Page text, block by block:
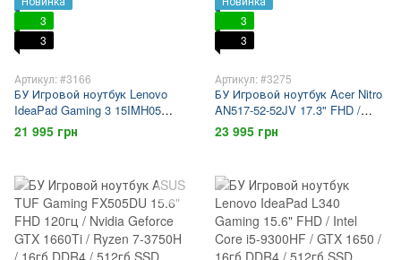
3
3
Артикул: #3166
БУ Игровой ноутбук Lenovo
IdeaPad Gaming 3 15IMH05
15.6" FHD / Intel Core i5-10300H
/ GTX 1650 /16гб DDR4/ 512гб
21 995 грн
3
3
Артикул: #3275
БУ Игровой ноутбук Acer Nitro
AN517-52-52JV 17.3" FHD /
Nvidia Geforce GTX 1650 / Intel
Core 5-10300H / 16гб DDR4 /
23 995 грн